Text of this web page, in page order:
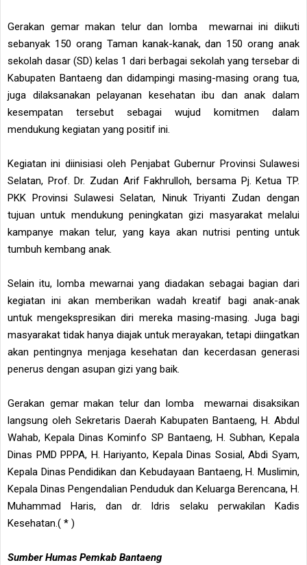
Gerakan gemar makan telur dan lomba mewarnai ini diikuti
sebanyak 150 orang Taman kanak-kanak, dan 150 orang anak
sekolah dasar (SD) kelas 1 dari berbagai sekolah yang tersebar di
Kabupaten Bantaeng dan didampingi masing-masing orang tua,
juga dilaksanakan pelayanan kesehatan ibu dan anak dalam
kesempatan tersebut sebagai wujud komitmen dalam
mendukung kegiatan yang positif ini.
Kegiatan ini diinisiasi oleh Penjabat Gubernur Provinsi Sulawesi
Selatan, Prof. Dr. Zudan Arif Fakhrulloh, bersama Pj. Ketua TP.
PKK Provinsi Sulawesi Selatan, Ninuk Triyanti Zudan dengan
tujuan untuk mendukung peningkatan gizi masyarakat melalui
kampanye makan telur, yang kaya akan nutrisi penting untuk
tumbuh kembang anak.
Selain itu, lomba mewarnai yang diadakan sebagai bagian dari
kegiatan ini akan memberikan wadah kreatif bagi anak-anak
untuk mengekspresikan diri mereka masing-masing. Juga bagi
masyarakat tidak hanya diajak untuk merayakan, tetapi diingatkan
akan pentingnya menjaga kesehatan dan kecerdasan generasi
penerus dengan asupan gizi yang baik.
Gerakan gemar makan telur dan lomba mewarnai disaksikan
langsung oleh Sekretaris Daerah Kabupaten Bantaeng, H. Abdul
Wahab, Kepala Dinas Kominfo SP Bantaeng, H. Subhan, Kepala
Dinas PMD PPPA, H. Hariyanto, Kepala Dinas Sosial, Abdi Syam,
Kepala Dinas Pendidikan dan Kebudayaan Bantaeng, H. Muslimin,
Kepala Dinas Pengendalian Penduduk dan Keluarga Berencana, H.
Muhammad Haris, dan dr. Idris selaku perwakilan Kadis
Kesehatan.( * )
Sumber Humas Pemkab Bantaeng